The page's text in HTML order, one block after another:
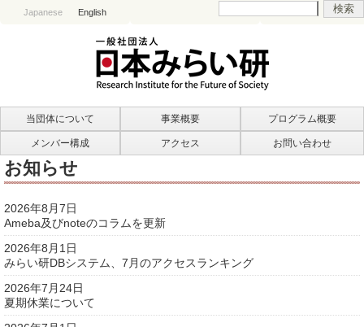
Japanese English
当団体について 事業概要 プログラム概要
メンバー構成 アクセス お問い合わせ
お知らせ
2026年8月7日
Ameba及びnoteのコラムを更新
2026年8月1日
みらい研DBシステム、7月のアクセスランキング
2026年7月24日
夏期休業について